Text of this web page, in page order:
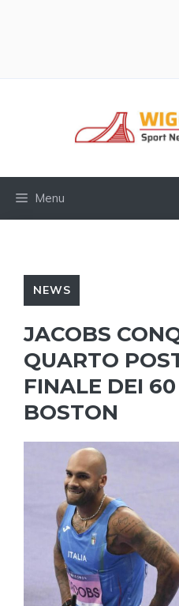
Menu
NEWS
JACOBS
QUARTO
FINALE DEI
BOSTON